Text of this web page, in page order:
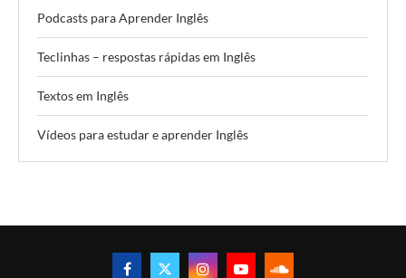
Podcasts para Aprender Inglês
Teclinhas – respostas rápidas em Inglês
Textos em Inglês
Vídeos para estudar e aprender Inglês